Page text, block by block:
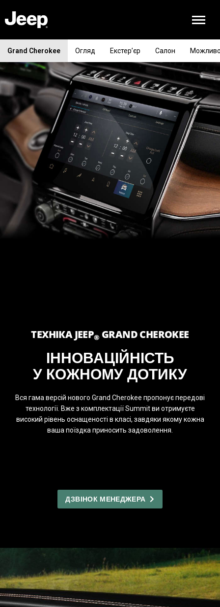
Grand Cherokee Огляд Екстер’єр Салон
ТЕХНІКА JEEP® GRAND CHEROKEE
ІННОВАЦІЙНІСТЬ
У КОЖНОМУ ДОТИКУ
Вся гама версій нового Grand Cherokee пропонує передові
технології. Вже з комплектації Summit ви отримуєте
високий рівень оснащеності в класі, завдяки якому кожна
ваша поїздка приносить задоволення.
ДЗВІНОК МЕНЕДЖЕРА